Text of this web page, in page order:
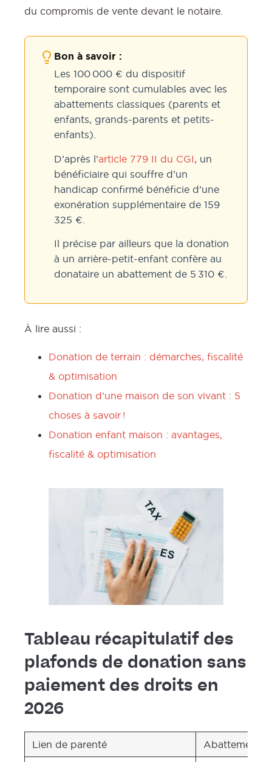
du compromis de vente devant le notaire.
Bon à savoir :
Les 100 000 € du dispositif
temporaire sont cumulables avec les
abattements classiques (parents et
enfants, grands-parents et petits-
enfants).
D’après l’article 779 II du CGI, un
bénéficiaire qui souffre d’un
handicap confirmé bénéficie d’une
exonération supplémentaire de 159
325 €.
Il précise par ailleurs que la donation
à un arrière-petit-enfant confère au
donataire un abattement de 5 310 €.
À lire aussi :
Donation de terrain : démarches, fiscalité
& optimisation
Donation d’une maison de son vivant : 5
choses à savoir !
Donation enfant maison : avantages,
fiscalité & optimisation
Tableau récapitulatif des
plafonds de donation sans
paiement des droits en
2026
Lien de parenté Abattement